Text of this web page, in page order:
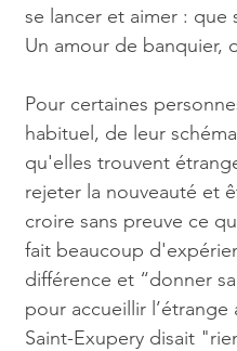
se lancer et aimer : que
Un amour de banquier,
Pour certaines
habituel, de leur
qu'elles trouvent
rejeter la nouveauté et
croire sans preuve ce
fait beaucoup
différence et “donner
pour accueillir
Saint-Exupery disait